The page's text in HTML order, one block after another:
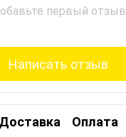
первый отзыв
Написать отзыв
Доставка Оплата